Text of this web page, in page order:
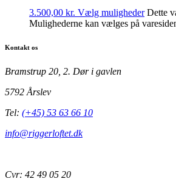
3.500,00 kr. Vælg muligheder Dette
Mulighederne kan vælges på
Kontakt os
Bramstrup 20, 2. Dør i gavlen
5792 Årslev
Tel: (+45) 53 63 66 10
info@riggerloftet.dk
Cvr: 42 49 05 20